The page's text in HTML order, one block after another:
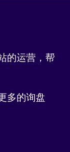
的运营，帮
多的询盘